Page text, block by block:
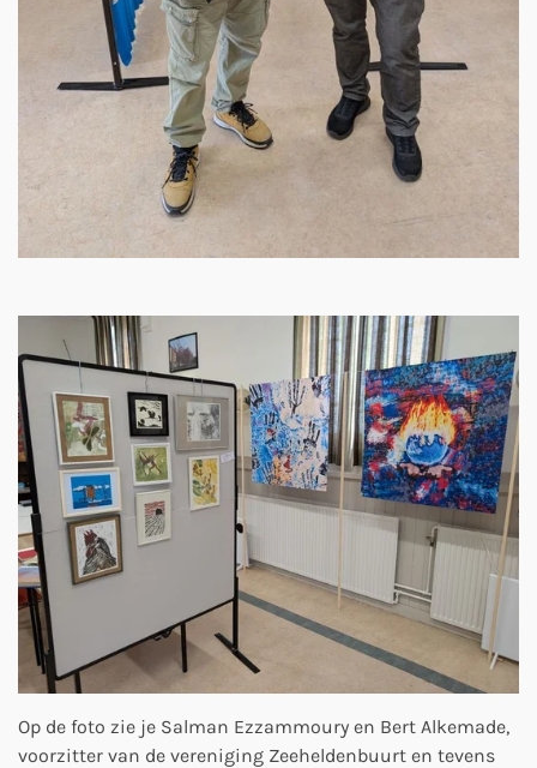
Op de foto zie je Salman Ezzammoury en Bert Alkemade,
voorzitter van de vereniging Zeeheldenbuurt en tevens